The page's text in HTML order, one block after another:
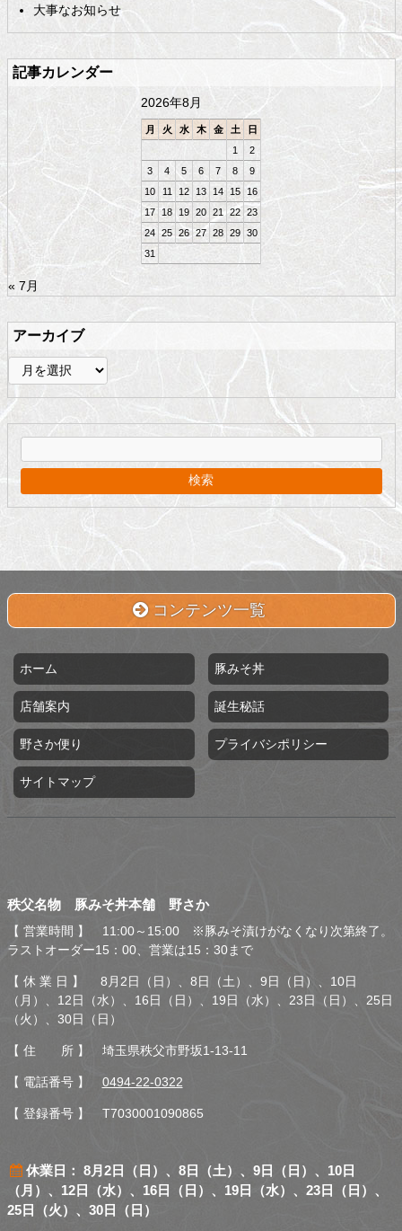
ツ
の
先
戻
る
大事なお知らせ
記事カレンダー
2026年8月
月 火 水 木 金 土
日
1
2
3
4 5 6 7 8
9
10
11 12 13 14 15
16
17
18 19 20 21 22 23
24 25 26 27 28 29 30
31
« 7月
アーカイブ
ア
ー
カ
イ
ブ
コンテンツ一覧
ホーム 豚みそ丼
店舗案内 誕生秘話
野さか便り プライバシポリシー
サイトマップ
秩父名物 豚みそ丼本舗 野
秩父名物 豚みそ丼本舗 野さか
【 営業時間 】 11:00～15:00 ※豚みそ漬けがなくなり次第終了。
ラストオーダー15：00、営業は15：30まで
【 休 業 日 】 8月2日（日）、8日（土）、9日（日）、10日
（月）、12日（水）、16日（日）、19日（水）、23日（日）、25日
（火）、30日（日）
【 住 所 】 埼玉県秩父市野坂1-13-11
【 電話番号 】 0494-22-0322
【 登録番号 】 T7030001090865
休業日： 8月2日（日）、8日（土）、9日（日）、10日
（月）、12日（水）、16日（日）、19日（水）、23日（日）、
25日（火）、30日（日）